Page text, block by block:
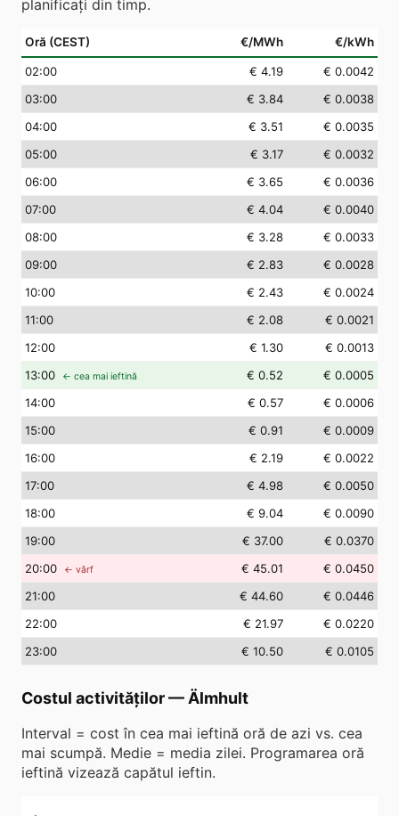
planificați din timp.
Oră (CEST) €/MWh €/kWh
02:00 € 4.19
€ 0.0042
03:00 € 3.84
€ 0.0038
04:00 € 3.51
€ 0.0035
05:00 € 3.17
€ 0.0032
06:00 € 3.65
€ 0.0036
07:00 € 4.04
€ 0.0040
08:00 € 3.28
€ 0.0033
09:00 € 2.83
€ 0.0028
10:00 € 2.43
€ 0.0024
11:00 € 2.08
€ 0.0021
12:00 € 1.30
€ 0.0013
13:00 ← cea mai ieftină € 0.52
€ 0.0005
14:00 € 0.57
€ 0.0006
15:00 € 0.91
€ 0.0009
16:00 € 2.19
€ 0.0022
17:00 € 4.98
€ 0.0050
18:00 € 9.04
€ 0.0090
19:00 € 37.00
€ 0.0370
20:00 ← vârf € 45.01
€ 0.0450
21:00 € 44.60
€ 0.0446
22:00 € 21.97
€ 0.0220
23:00 € 10.50 € 0.0105
Costul activităților— Älmhult
Interval = cost în cea mai ieftină oră de azi vs. cea
mai scumpă. Medie = media zilei. Programarea oră
ieftină vizează capătul ieftin.